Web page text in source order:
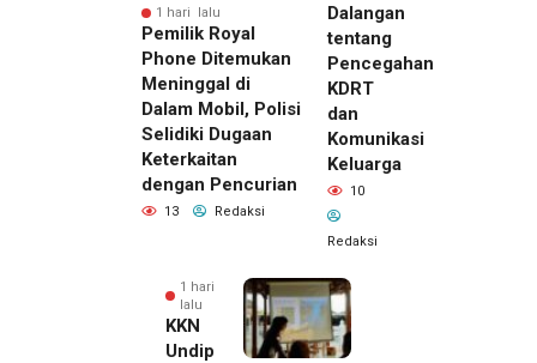
1 hari lalu
Pemilik Royal
Phone Ditemukan
Meninggal di
Dalam Mobil, Polisi
Selidiki Dugaan
Keterkaitan
dengan Pencurian
13 Redaksi
Dalangan
tentang
Pencegahan
KDRT
dan
Komunikasi
Keluarga
10
Redaksi
1 hari
lalu
KKN
Undip